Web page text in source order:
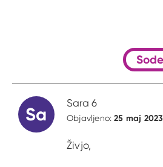
Sa
Sara 6
Objavljeno:25 maj
Živjo,